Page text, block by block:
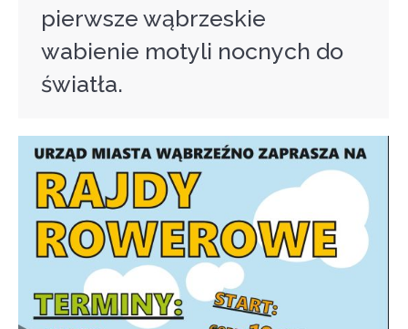
pierwsze wąbrzeskie
wabienie motyli nocnych do
światła.